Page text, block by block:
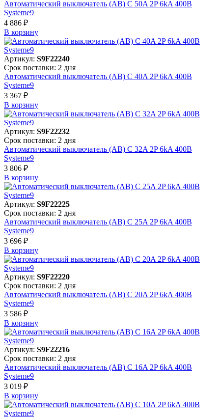
Автоматический выключатель (АВ) C 50A 2P 6kA 400В
Systeme9
4 886 ₽
В корзинy
Артикул: S9F22240
Срок поставки: 2 дня
Автоматический выключатель (АВ) C 40A 2P 6kA 400В
Systeme9
3 367 ₽
В корзинy
Артикул: S9F22232
Срок поставки: 2 дня
Автоматический выключатель (АВ) C 32A 2P 6kA 400В
Systeme9
3 806 ₽
В корзинy
Артикул: S9F22225
Срок поставки: 2 дня
Автоматический выключатель (АВ) C 25A 2P 6kA 400В
Systeme9
3 696 ₽
В корзинy
Артикул: S9F22220
Срок поставки: 2 дня
Автоматический выключатель (АВ) C 20A 2P 6kA 400В
Systeme9
3 586 ₽
В корзинy
Артикул: S9F22216
Срок поставки: 2 дня
Автоматический выключатель (АВ) C 16A 2P 6kA 400В
Systeme9
3 019 ₽
В корзинy